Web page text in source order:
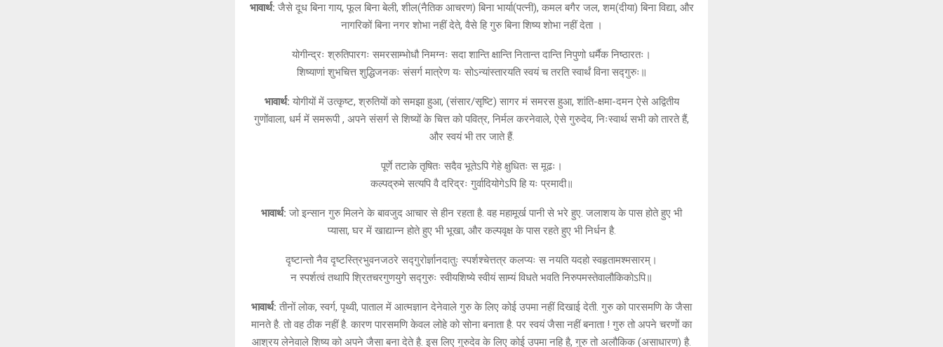
भावार्थ: जैसे दूध बिना गाय, फूल बिना बेली, शील(नैतिक आचरण) बिना भार्या(पत्नी), कमल बगैर जल, शम(दीया) बिना विद्या, और
नागरिकों बिना नगर शोभा नहीं देते, वैसे हि गुरु बिना शिष्य शोभा नहीं देता ।
योगीन्द्रः श्रुतिपारगः समरसाम्भोधौ निमग्नः सदा शान्ति क्षान्ति नितान्त दान्ति निपुणो धर्मैक निष्ठारतः।
शिष्याणां शुभचित्त शुद्धिजनकः संसर्ग मात्रेण यः सोऽन्यांस्तारयति स्वयं च तरति स्वार्थं विना सद्गुरुः॥
भावार्थ: योगीयों में उत्कृष्ट, श्रुतियों को समझा हुआ, (संसार/सृष्टि) सागर मं समरस हुआ, शांति-क्षमा-दमन ऐसे अद्वितीय
गुणोंवाला, धर्म में समरूपी , अपने संसर्ग से शिष्यों के चित्त को पवित्र, निर्मल करनेवाले, ऐसे गुरुदेव, निःस्वार्थ सभी को तारते हैं,
और स्वयं भी तर जाते हैं.
पूर्णे तटाके तृषितः सदैव भूतेऽपि गेहे क्षुधितः स मूढः।
कल्पद्रुमे सत्यपि वै दरिद्रः गुर्वादियोगेऽपि हि यः प्रमादी॥
भावार्थ: जो इन्सान गुरु मिलने के बावजुद आचार से हीन रहता है. वह महामूर्ख पानी से भरे हुए. जलाशय के पास होते हुए भी
प्यासा, घर में खाद्यान्न होते हुए भी भूखा, और कल्पवृक्ष के पास रहते हुए भी निर्धन है.
दृष्टान्तो नैव दृष्टस्त्रिभुवनजठरे सद्गुरोर्ज्ञानदातुः स्पर्शश्चेत्तत्र कलप्यः स नयति यदहो स्वहृतामश्मसारम्।
न स्पर्शत्वं तथापि श्रितचरगुणयुगे सद्गुरुः स्वीयशिष्ये स्वीयं साम्यं विधते भवति निरुपमस्तेवालौकिकोऽपि॥
भावार्थ: तीनों लोक, स्वर्ग, पृथ्वी, पाताल में आत्मज्ञान देनेवाले गुरु के लिए कोई उपमा नहीं दिखाई देती. गुरु को पारसमणि के जैसा
मानते है. तो वह ठीक नहीं है. कारण पारसमणि केवल लोहे को सोना बनाता है. पर स्वयं जैसा नहीं बनाता ! गुरु तो अपने चरणों का
आश्रय लेनेवाले शिष्य को अपने जैसा बना देते है. इस लिए गुरुदेव के लिए कोई उपमा नहि है, गुरु तो अलौकिक (असाधारण) है.